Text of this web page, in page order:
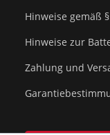
Hinweise gemäß
Hinweise zur
Zahlung und